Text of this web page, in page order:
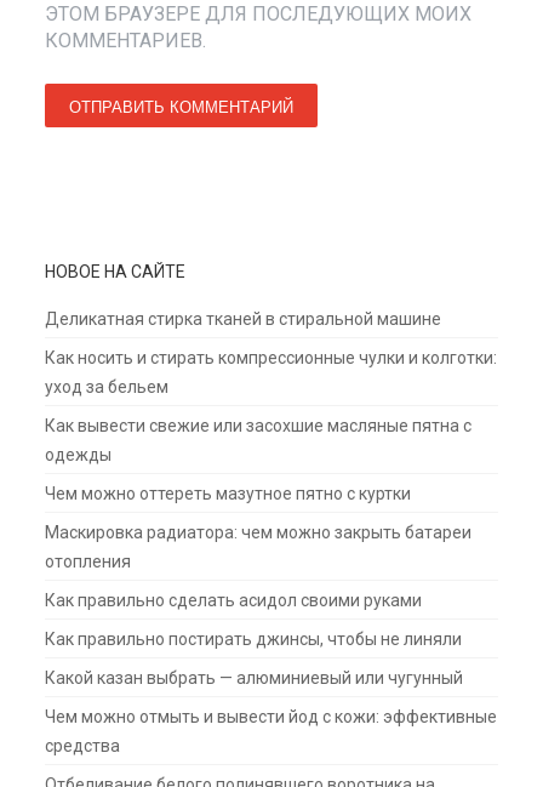
ЭТОМ БРАУЗЕРЕ ДЛЯ ПОСЛЕДУЮЩИХ МОИХ
КОММЕНТАРИЕВ.
НОВОЕ НА САЙТЕ
Деликатная стирка тканей в стиральной машине
Как носить и стирать компрессионные чулки и колготки:
уход за бельем
Как вывести свежие или засохшие масляные пятна с
одежды
Чем можно оттереть мазутное пятно с куртки
Маскировка радиатора: чем можно закрыть батареи
отопления
Как правильно сделать асидол своими руками
Как правильно постирать джинсы, чтобы не линяли
Какой казан выбрать — алюминиевый или чугунный
Чем можно отмыть и вывести йод с кожи: эффективные
средства